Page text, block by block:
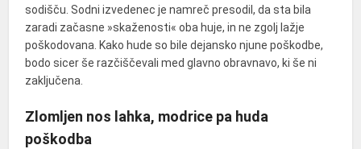
sodišču. Sodni izvedenec je namreč presodil, da sta bila
zaradi začasne »skaženosti« oba huje, in ne zgolj lažje
poškodovana. Kako hude so bile dejansko njune poškodbe,
bodo sicer še razčiščevali med glavno obravnavo, ki še ni
zaključena.
Zlomljen nos lahka, modrice pa huda
poškodba